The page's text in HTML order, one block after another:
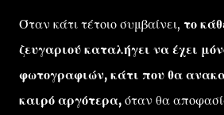
Όταν κάτι τέτοιο συμβαίνει, το
ζευγαριού καταλήγει να έχει
φωτογραφιών, κάτι που θα
καιρό αργότερα, όταν θα